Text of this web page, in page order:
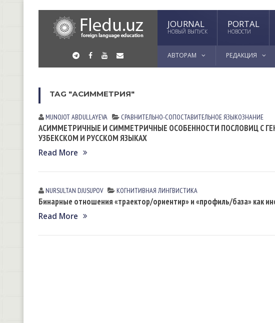
JOURNAL
НОВЫЙ ВЫПУСК
PORTAL
НОВОСТИ
АВТОРАМ РЕДАКЦИЯ
TAG "АСИММЕТРИЯ"
MUNOJOT ABDULLAYEVA СРАВНИТЕЛЬНО-СОПОСТАВИТЕЛЬНОЕ ЯЗЫКОЗНАНИЕ
АСИММЕТРИЧНЫЕ И СИММЕТРИЧНЫЕ ОСОБЕННОСТИ ПОСЛОВИЦ С
УЗБЕКСКОМ И РУССКОМ ЯЗЫКАХ
Read More
NURSULTAN DJUSUPOV КОГНИТИВНАЯ ЛИНГВИСТИКА
Бинарные отношения «траектор/ориентир» и «профиль/база» как
Read More